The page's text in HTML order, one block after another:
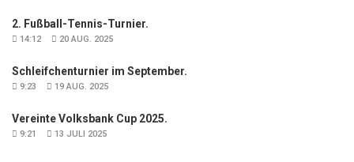
2. Fußball-Tennis-Turnier.
14:12 20 AUG. 2025
Schleifchenturnier im September.
9:23 19 AUG. 2025
Vereinte Volksbank Cup 2025.
9:21 13 JULI 2025